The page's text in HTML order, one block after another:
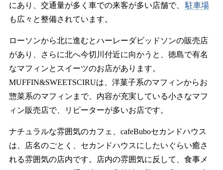
にあり、交通量が多く車での来客が多い店舗で、
駐車場
も広々と整備されています。
ローソンから北に進むとハーレーダビッドソンの販売店
があり、さらに北へ今切川付近に向かうと、徳島で有名
なマフィンとスイーツのお店があります。
MUFFIN&SWEETSCIRUは、洋菓子系のマフィンからお
惣菜系のマフィンまで、内容が充実している小さなマフ
ィン販売店で、リピーターが多いお店です。
ナチュラルな雰囲気のカフェ、cafeBuboセカンドハウス
は、店名のごとく、セカンドハウスにしたいぐらい癒さ
れる雰囲気の店内です。店内の雰囲気に反して、食事メ